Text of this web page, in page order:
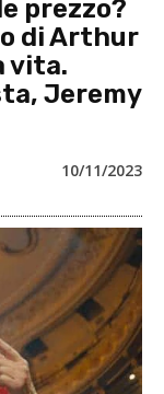
prezzo?
di Arthur
vita.
Jeremy
10/11/2023